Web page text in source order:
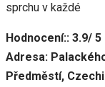
sprchu v každé
Hodnocení:: 3.9/
Adresa:
Předměstí,